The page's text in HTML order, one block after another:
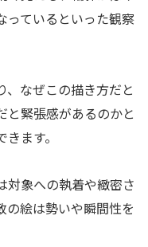
っているといった観察
なぜこの描き方だと
と緊張感があるのかと
ます。
対象への執着や緻密さ
の絵は勢いや瞬間性を